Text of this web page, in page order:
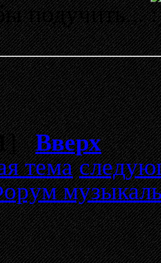
подучить...
]Вверх
тема